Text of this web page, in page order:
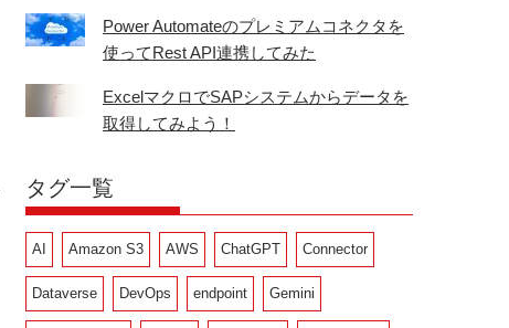
Power Automateのプレミアムコネクタを
使ってRest API連携してみた
ExcelマクロでSAPシステムからデータを
取得してみよう！
タグ一覧
AI Amazon S3 AWS ChatGPT Connector
Dataverse DevOps endpoint Gemini